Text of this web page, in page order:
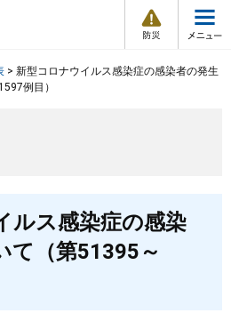
情
報
メ
ュ
> 新型コロナウイルス感染症の感染者の発生
例目）
ルス感染症の感染
て（第51395～